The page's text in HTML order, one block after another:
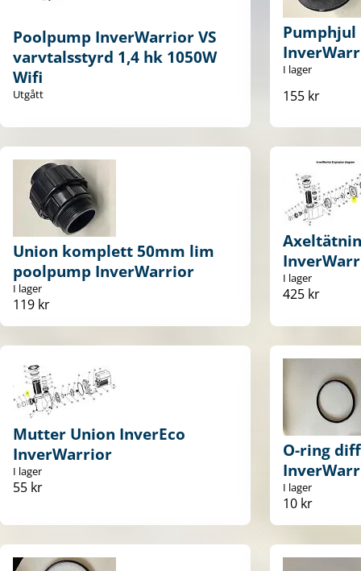
Poolpump InverWarrior VS
varvtalsstyrd 1,4 hk 1050W
Wifi
Utgått
I lager
155 kr
Union komplett 50mm lim
poolpump InverWarrior
I lager
119 kr
I lager
425 kr
Mutter Union InverEco
InverWarrior
I lager
55 kr
O-ring
I lager
10 kr